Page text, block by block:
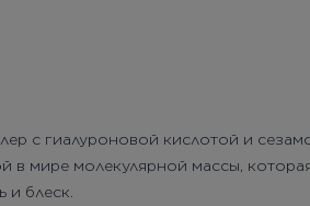
с гиалуроновой кислотой и
мире молекулярной массы,
и блеск.